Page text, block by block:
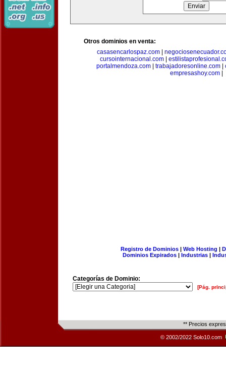
Otros dominios en venta:
casasencarlospaz.com|
cursointernacional.com|
portalmendoza.com| trabajadoresonline.com|
empresashoy.com|
Registro de Dominios| Web Hosting |
Dominios Expirados | Industrias |
Categorías de Dominio:
[Pág.
** Precios
© 2002/2022 Solo10.com